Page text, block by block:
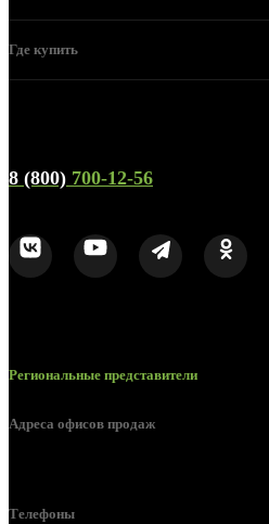
Где купить
8 (800) 700-12-56
Региональные представители
Адреса офисов продаж
Телефоны